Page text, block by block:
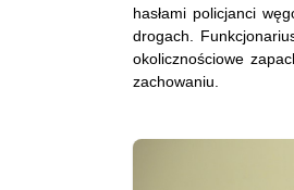
hasłami policjanci
drogach.
okolicznościowe
zachowaniu.